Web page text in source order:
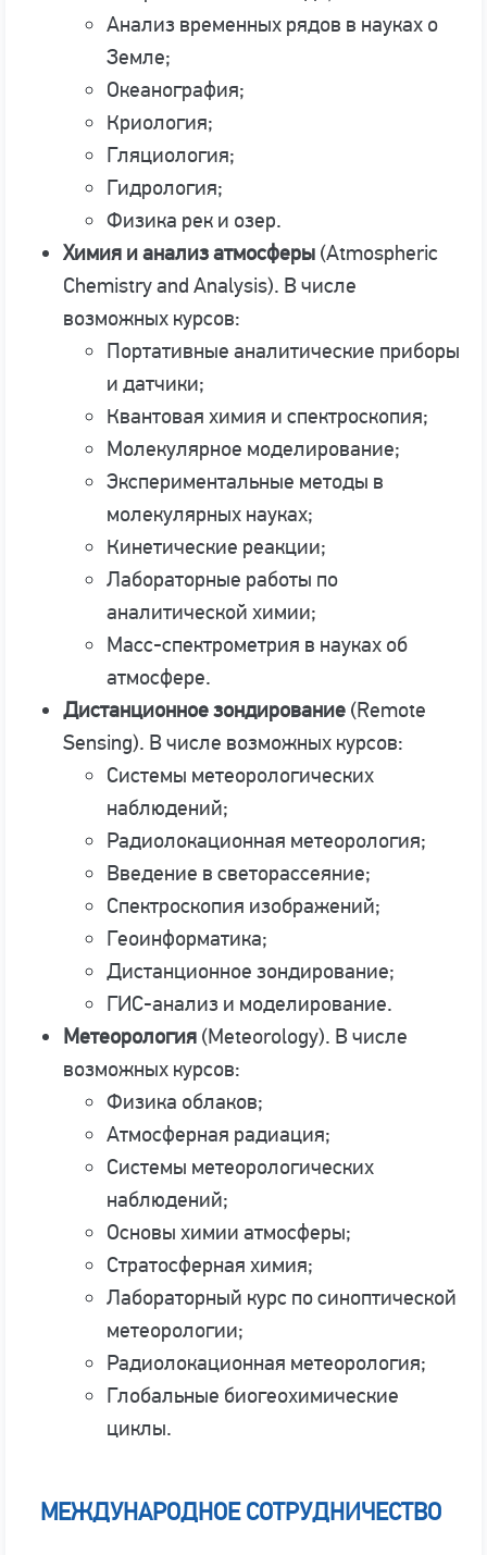
Анализ временных рядов в науках о
Земле;
Океанография;
Криология;
Гляциология;
Гидрология;
Физика рек и озер.
Химия и анализ атмосферы (Atmospheric
Chemistry and Analysis). В числе
возможных курсов:
Портативные аналитические приборы
и датчики;
Квантовая химия и спектроскопия;
Молекулярное моделирование;
Экспериментальные методы в
молекулярных науках;
Кинетические реакции;
Лабораторные работы по
аналитической химии;
Масс-спектрометрия в науках об
атмосфере.
Дистанционное зондирование (Remote
Sensing). В числе возможных курсов:
Системы метеорологических
наблюдений;
Радиолокационная метеорология;
Введение в светорассеяние;
Спектроскопия изображений;
Геоинформатика;
Дистанционное зондирование;
ГИС-анализ и моделирование.
Метеорология (Meteorology). В числе
возможных курсов:
Физика облаков;
Атмосферная радиация;
Системы метеорологических
наблюдений;
Основы химии атмосферы;
Стратосферная химия;
Лабораторный курс по синоптической
метеорологии;
Радиолокационная метеорология;
Глобальные биогеохимические
циклы.
МЕЖДУНАРОДНОЕ СОТРУДНИЧЕСТВО